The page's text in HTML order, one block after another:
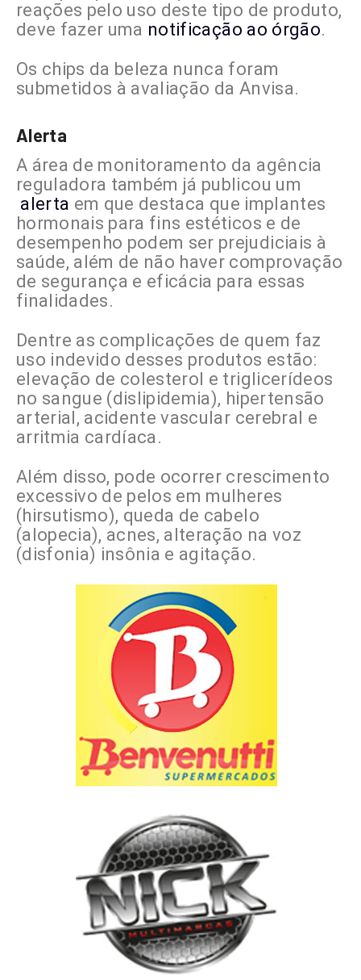
reações pelo uso deste tipo de produto,
deve fazer uma notificação ao órgão.
Os chips da beleza nunca foram
submetidos à avaliação da Anvisa.
Alerta
A área de monitoramento da agência
reguladora também já publicou um
alerta em que destaca que implantes
hormonais para fins estéticos e de
desempenho podem ser prejudiciais à
saúde, além de não haver comprovação
de segurança e eficácia para essas
finalidades.
Dentre as complicações de quem faz
uso indevido desses produtos estão:
elevação de colesterol e triglicerídeos
no sangue (dislipidemia), hipertensão
arterial, acidente vascular cerebral e
arritmia cardíaca.
Além disso, pode ocorrer crescimento
excessivo de pelos em mulheres
(hirsutismo), queda de cabelo
(alopecia), acnes, alteração na voz
(disfonia) insônia e agitação.